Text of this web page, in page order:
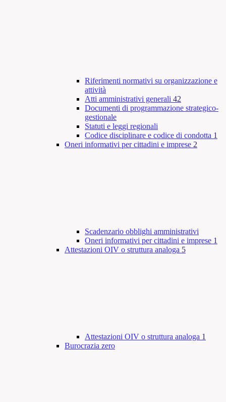
Riferimenti normativi su organizzazione e
attività
Atti amministrativi generali 42
Documenti di programmazione strategico-
gestionale
Statuti e leggi regionali
Codice disciplinare e codice di condotta 1
Oneri informativi per cittadini e imprese 2
Scadenzario obblighi amministrativi
Oneri informativi per cittadini e imprese 1
Attestazioni OIV o struttura analoga 5
Attestazioni OIV o struttura analoga 1
Burocrazia zero